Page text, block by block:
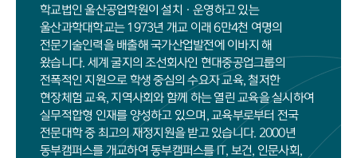
학교법인 울산공업학원이 설치ㆍ운영하고 있는
울산과학대학교는 1973년 개교 이래 6만4천 여명의
전문기술인력을 배출해 국가산업발전에 이바지 해
왔습니다. 세계 굴지의 조선회사인 현대중공업그룹의
전폭적인 지원으로 학생 중심의 수요자 교육, 철저한
현장체험 교육, 지역사회와 함께 하는 열린 교육을 실시하여
실무적합형 인재를 양성하고 있으며, 교육부로부터 전국
전문대학 중 최고의 재정지원을 받고 있습니다. 2000년
동부캠퍼스를 개교하여 동부캠퍼스를 IT, 보건, 인문사회,